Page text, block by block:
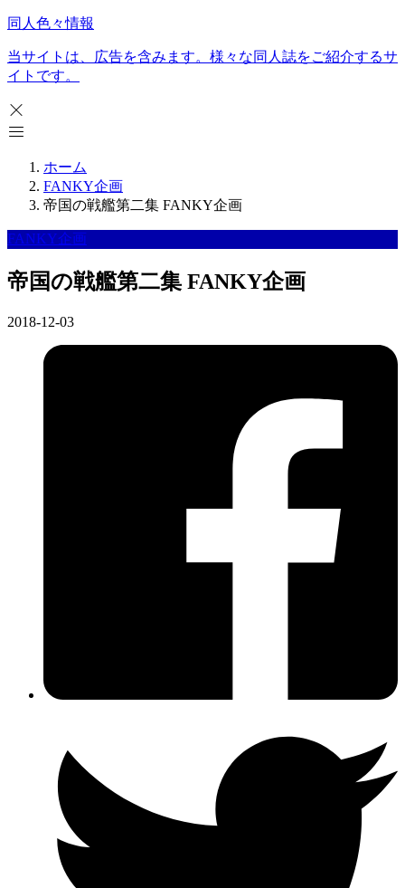
同人色々情報
当サイトは、広告を含みます。様々な同人誌をご紹介するサ
イトです。
ホーム
FANKY企画
帝国の戦艦第二集 FANKY企画
FANKY企画
帝国の戦艦第二集 FANKY企画
2018-12-03